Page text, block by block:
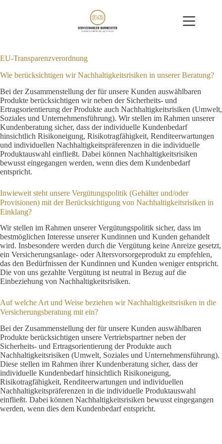
EU-Transparenzverordnung
Wie berücksichtigen wir Nachhaltigkeitsrisiken in unserer Beratung?
Bei der Zusammenstellung der für unsere Kunden auswählbaren
Produkte berücksichtigen wir neben der Sicherheits- und
Ertragsorientierung der Produkte auch Nachhaltigkeitsrisiken (Umwelt,
Soziales und Unternehmensführung). Wir stellen im Rahmen unserer
Kundenberatung sicher, dass der individuelle Kundenbedarf
hinsichtlich Risikoneigung, Risikotragfähigkeit, Renditeerwartungen
und individuellen Nachhaltigkeitspräferenzen in die individuelle
Produktauswahl einfließt. Dabei können Nachhaltigkeitsrisiken
bewusst eingegangen werden, wenn dies dem Kundenbedarf
entspricht.
Inwieweit steht unsere Vergütungspolitik (Gehälter und/oder
Provisionen) mit der Berücksichtigung von Nachhaltigkeitsrisiken in
Einklang?
Wir stellen im Rahmen unserer Vergütungspolitik sicher, dass im
bestmöglichen Interesse unserer Kundinnen und Kunden gehandelt
wird. Insbesondere werden durch die Vergütung keine Anreize gesetzt,
ein Versicherungsanlage- oder Altersvorsorgeprodukt zu empfehlen,
das den Bedürfnissen der Kundinnen und Kunden weniger entspricht.
Die von uns gezahlte Vergütung ist neutral in Bezug auf die
Einbeziehung von Nachhaltigkeitsrisiken.
Auf welche Art und Weise beziehen wir Nachhaltigkeitsrisiken in die
Versicherungsberatung mit ein?
Bei der Zusammenstellung der für unsere Kunden auswählbaren
Produkte berücksichtigen unsere Vertriebspartner neben der
Sicherheits- und Ertragsorientierung der Produkte auch
Nachhaltigkeitsrisiken (Umwelt, Soziales und Unternehmensführung).
Diese stellen im Rahmen ihrer Kundenberatung sicher, dass der
individuelle Kundenbedarf hinsichtlich Risikoneigung,
Risikotragfähigkeit, Renditeerwartungen und individuellen
Nachhaltigkeitspräferenzen in die individuelle Produktauswahl
einfließt. Dabei können Nachhaltigkeitsrisiken bewusst eingegangen
werden, wenn dies dem Kundenbedarf entspricht.